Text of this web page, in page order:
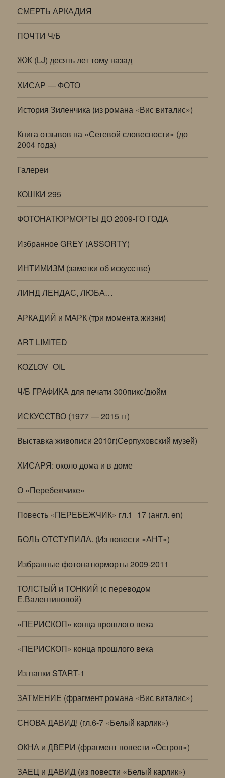
СМЕРТЬ АРКАДИЯ
ПОЧТИ Ч/Б
ЖЖ (LJ) десять лет тому назад
ХИСАР — ФОТО
История Зиленчика (из романа «Вис виталис»)
Книга отзывов на «Сетевой словесности» (до
2004 года)
Галереи
КОШКИ 295
ФОТОНАТЮРМОРТЫ ДО 2009-ГО ГОДА
Избранное GREY (ASSORTY)
ИНТИМИЗМ (заметки об искусстве)
ЛИНД ЛЕНДАС, ЛЮБА…
АРКАДИЙ и МАРК (три момента жизни)
ART LIMITED
KOZLOV_OIL
Ч/Б ГРАФИКА для печати 300пикс/дюйм
ИСКУССТВО (1977 — 2015 гг)
Выставка живописи 2010г(Серпуховский музей)
ХИСАРЯ: около дома и в доме
О «Перебежчике»
Повесть «ПЕРЕБЕЖЧИК» гл.1_17 (англ. en)
БОЛЬ ОТСТУПИЛА. (Из повести «АНТ»)
Избранные фотонатюрморты 2009-2011
ТОЛСТЫЙ и ТОНКИЙ (с переводом
Е.Валентиновой)
«ПЕРИСКОП» конца прошлого века
«ПЕРИСКОП» конца прошлого века
Из папки START-1
ЗАТМЕНИЕ (фрагмент романа «Вис виталис»)
СНОВА ДАВИД! (гл.6-7 «Белый карлик»)
ОКНА и ДВЕРИ (фрагмент повести «Остров»)
ЗАЕЦ и ДАВИД (из повести «Белый карлик»)